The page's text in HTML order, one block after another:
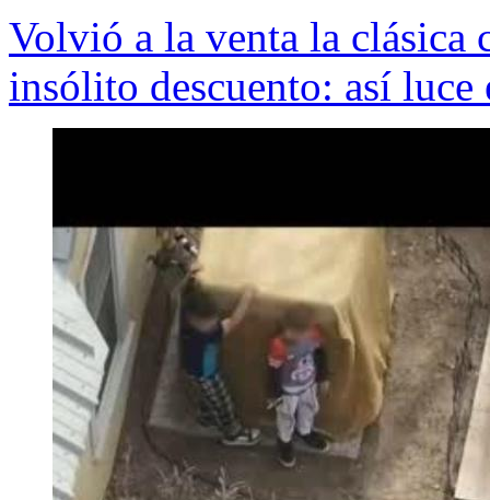
Volvió a la venta la clásica
insólito descuento: así luce